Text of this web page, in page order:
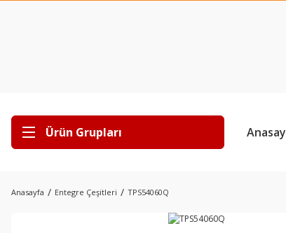
Ürün Grupları
Anasayfa Entegre Çeşitleri TPS54060Q